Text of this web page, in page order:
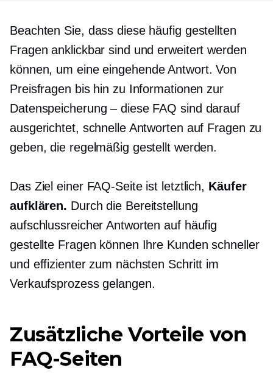
Beachten Sie, dass diese häufig gestellten
Fragen anklickbar sind und erweitert werden
können, um eineeingehendeAntwort. Von
Preisfragen bis hin zu Informationen zur
Datenspeicherung – diese FAQ sind darauf
ausgerichtet, schnelle Antworten auf Fragen zu
geben, die regelmäßig gestellt werden.
Das Ziel einer FAQ-Seite ist letztlich, Käufer
aufklären. Durch die Bereitstellung
aufschlussreicher Antworten auf häufig
gestellte Fragen können Ihre Kunden schneller
und effizienter zum nächsten Schritt im
Verkaufsprozess gelangen.
Zusätzliche Vorteile von
FAQ-Seiten